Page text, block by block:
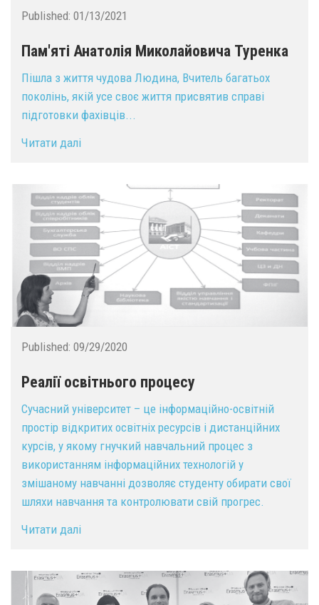
Published: 01/13/2021
Пам'яті Анатолія Миколайовича Туренка
Пішла з життя чудова Людина, Вчитель багатьох
поколінь, якій усе своє життя присвятив справі
підготовки фахівців...
Читати далі
Published: 09/29/2020
Реалії освітнього процесу
Сучасний університет – це інформаційно-освітній
простір відкритих освітніх ресурсів і дистанційних
курсів, у якому гнучкий навчальний процес з
використанням інформаційних технологій у
змішаному навчанні дозволяє студенту обирати свої
шляхи навчання та контролювати свій прогрес.
Читати далі